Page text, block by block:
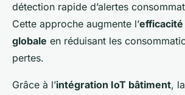
détection rapide d’alertes
Cette approche augmente l’
globale en réduisant les
pertes.
Grâce à l’intégration IoT bâtiment,